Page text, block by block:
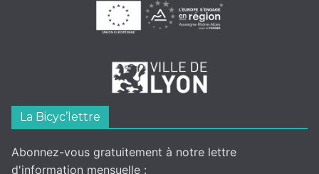
La Bicyc’lettre
Abonnez-vous gratuitement à notre lettre
d'information mensuelle :